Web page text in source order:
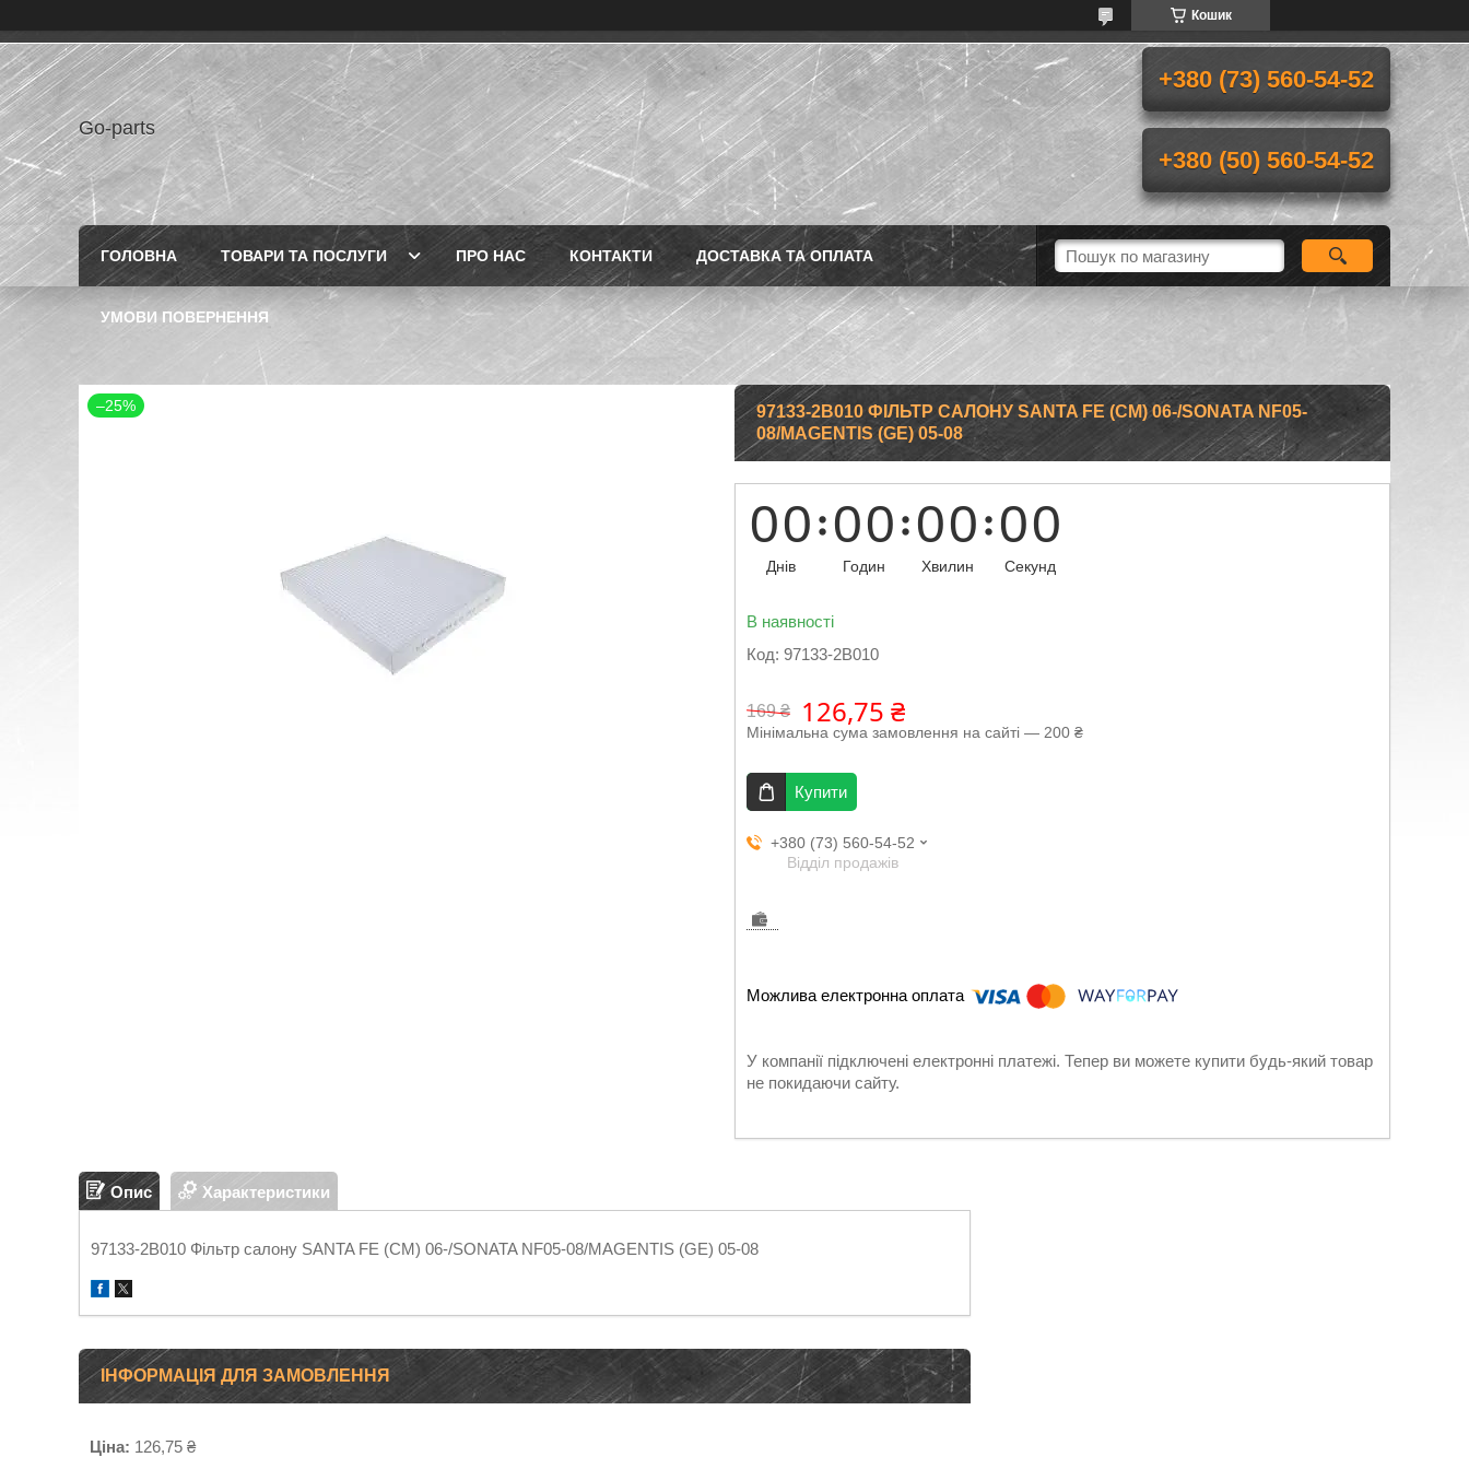
Кошик
Go-parts
+380 (73) 560-54-52
+380 (50) 560-54-52
ГОЛОВНА ТОВАРИ ТА ПОСЛУГИ ПРО НАС КОНТАКТИ ДОСТАВКА ТА ОПЛАТА
УМОВИ ПОВЕРНЕННЯ
–25%
97133-2B010 ФІЛЬТР САЛОНУ SANTA FE (CM) 06-/SONATA NF05-
08/MAGENTIS (GE) 05-08
00
Днів
00
Годин
00
Хвилин
00
Секунд
В наявності
Код: 97133-2B010
169 ₴ 126,75 ₴
Мінімальна сума замовлення на сайті — 200 ₴
Купити
+380 (73) 560-54-52
Відділ продажів
У компанії підключені електронні платежі. Тепер ви можете купити будь-який товар
не покидаючи сайту.
Опис Характеристики
97133-2B010 Фільтр салону SANTA FE (CM) 06-/SONATA NF05-08/MAGENTIS (GE) 05-08
ІНФОРМАЦІЯ ДЛЯ ЗАМОВЛЕННЯ
Ціна: 126,75 ₴